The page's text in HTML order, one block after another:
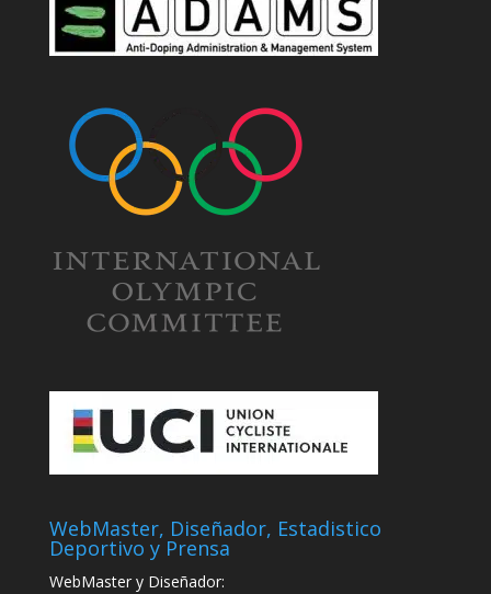
WebMaster, Diseñador, Estadistico
Deportivo y Prensa
WebMaster y Diseñador: